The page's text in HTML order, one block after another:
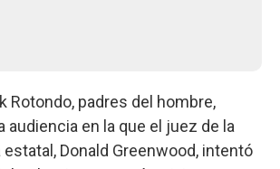
Rotondo, padres del hombre,
audiencia en la que el juez de la
Donald Greenwood, intentó